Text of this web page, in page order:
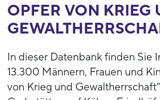
OPFER VON KRIEG
In dieser Datenbank finden Sie
13.300 Männern, Frauen und
von Krieg und